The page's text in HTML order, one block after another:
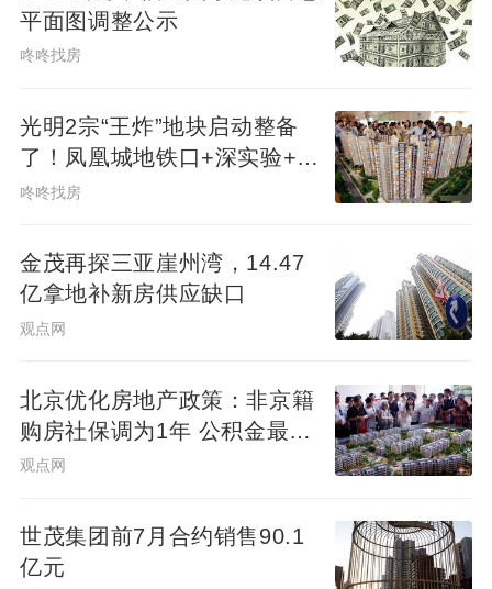
平面图调整公示
咚咚找房
光明2宗“王炸”地块启动整备
了！凤凰城地铁口+深实验+商
业环绕
咚咚找房
金茂再探三亚崖州湾，14.47
亿拿地补新房供应缺口
观点网
北京优化房地产政策：非京籍
购房社保调为1年 公积金最高
可贷340万元
观点网
世茂集团前7月合约销售90.1
亿元